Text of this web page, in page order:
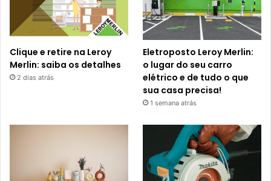
Clique e retire na Leroy
Merlin: saiba os detalhes
2 dias atrás
Eletroposto Leroy Merlin:
o lugar do seu carro
elétrico e de tudo o que
sua casa precisa!
1 semana atrás